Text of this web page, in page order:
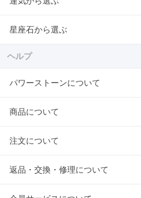
星座石から選ぶ
ヘルプ
パワーストーンについて
商品について
注文について
返品・交換・修理について